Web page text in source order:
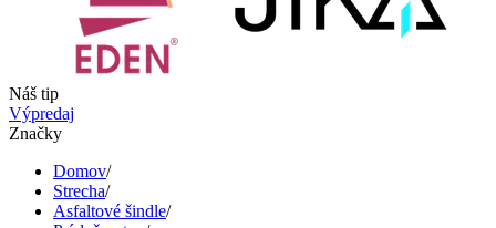
Náš tip
Výpredaj
Značky
Domov/
Strecha/
Asfaltové šindle/